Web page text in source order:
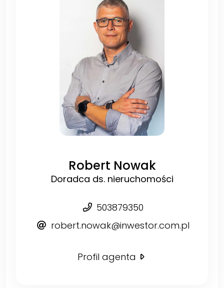
Robert Nowak
Doradca ds. nieruchomości
503879350
robert.nowak@inwestor.com.pl
Profil agenta